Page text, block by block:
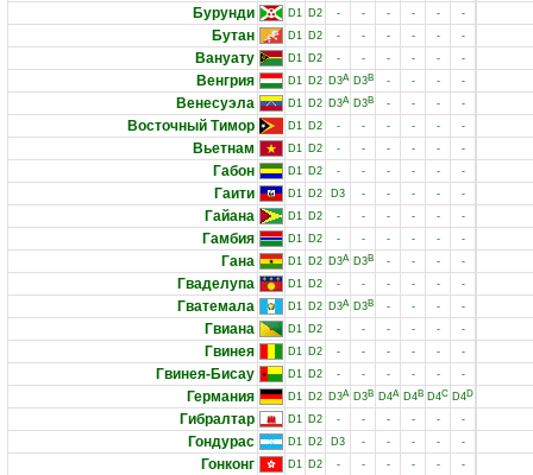
Бурунди D1 D2 - - - - - -
Бутан D1 D2 - - - - - -
Вануату D1 D2 - - - - - -
Венгрия D1 D2 D3A D3B - - - -
Венесуэла D1 D2 D3A D3B - - - -
Восточный Тимор D1 D2 - - - - - -
Вьетнам D1 D2 - - - - - -
Габон D1 D2 - - - - - -
Гаити D1 D2 D3 - - - - -
Гайана D1 D2 - - - - - -
Гамбия D1 D2 - - - - - -
Гана D1 D2 D3A D3B - - - -
Гваделупа D1 D2 - - - - - -
Гватемала D1 D2 D3A D3B - - - -
Гвиана D1 D2 - - - - - -
Гвинея D1 D2 - - - - - -
Гвинея-Бисау D1 D2 - - - - - -
Германия D1 D2 D3A D3B D4A D4B D4C D4D
Гибралтар D1 D2 - - - - - -
Гондурас D1 D2 D3 - - - - -
Гонконг D1 D2 - - - - - -